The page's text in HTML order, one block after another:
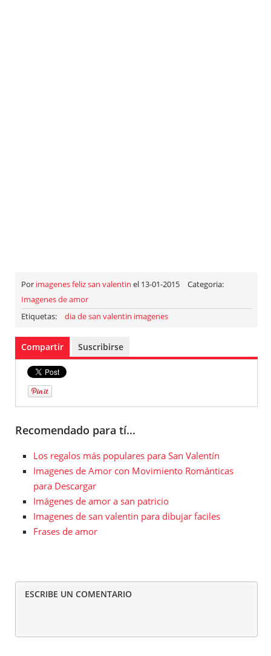
Por imagenes feliz san valentin el 13-01-2015
Categoria:
Imagenes de amor
Etiquetas:
dia de san valentin imagenes
Compartir Suscribirse
Recomendado para tí...
Los regalos más populares para San Valentín
Imagenes de Amor con Movimiento Románticas
para Descargar
Imágenes de amor a san patricio
Imagenes de san valentin para dibujar faciles
Frases de amor
ESCRIBE UN COMENTARIO